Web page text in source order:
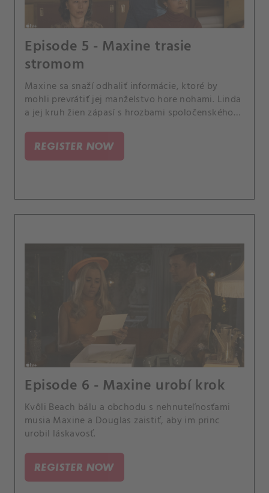
Episode 5 - Maxine trasie
stromom
Maxine sa snaží odhaliť informácie, ktoré by
mohli prevrátiť jej manželstvo hore nohami. Linda
a jej kruh žien zápasí s hrozbami spoločenského
REGISTER NOW
Episode 6 - Maxine urobí krok
Kvôli Beach bálu a obchodu s nehnuteľnosťami
musia Maxine a Douglas zaistiť, aby im princ
urobil láskavosť.
REGISTER NOW